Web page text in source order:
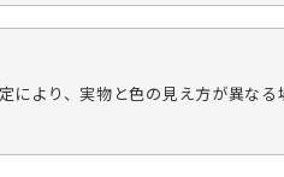
により、実物と色の見え方が異なる